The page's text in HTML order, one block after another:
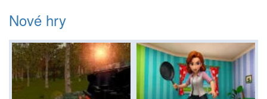
Nové hry